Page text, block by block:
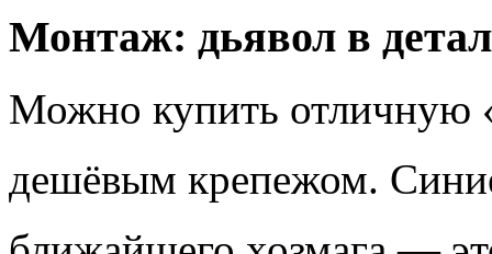
Монтаж: дьявол в
Можно купить отличную
дешёвым крепежом.